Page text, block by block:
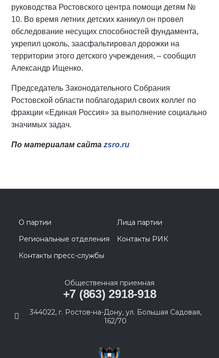
руководства Ростовского центра помощи детям №
10. Во время летних детских каникул он провел
обследование несущих способностей фундамента,
укрепил цоколь, заасфальтировал дорожки на
территории этого детского учреждения, – сообщил
Александр Ищенко.
Председатель Законодательного Собрания
Ростовской области поблагодарил своих коллег по
фракции «Единая Россия» за выполнение социально
значимых задач.
По материалам сайта zsro.ru
О партии
Лица партии
Региональные отделения
Контакты РИК
Контакты пресс-службы
Общественная приемная
+7 (863) 2918-918
344022, г. Ростов-на-Дону, ул. Большая Садовая,
162/70